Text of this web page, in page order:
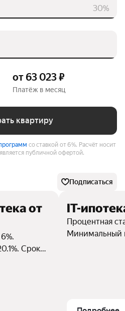
30%
от 63 023 ₽
Платёж в месяц
квартиру
со ставкой от 6%. Расчёт носит
публичной офертой.
Подписаться
от
Срок
лицензия
IT-
Процентная
Минимальный
№1481 от